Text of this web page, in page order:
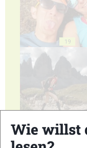
19
Wie willst